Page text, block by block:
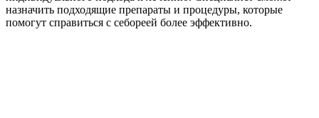
назначить подходящие препараты и процедуры, которые
помогут справиться с себореей более эффективно.